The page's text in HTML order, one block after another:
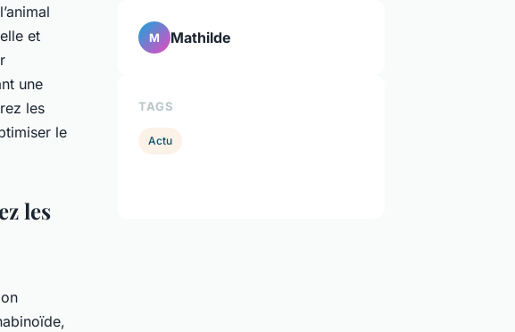
et
une
les
le
les
M Mathilde
TAGS
Actu